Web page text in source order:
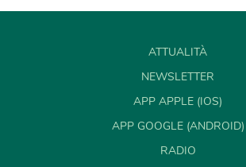
ATTUALITÀ
NEWSLETTER
APP APPLE (IOS)
APP GOOGLE (ANDROID)
RADIO